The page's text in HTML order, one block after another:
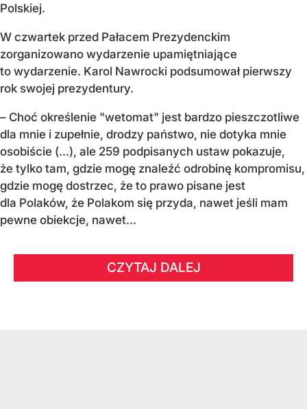
Polskiej.
W czwartek przed Pałacem Prezydenckim
zorganizowano wydarzenie upamiętniające
to wydarzenie. Karol Nawrocki podsumował pierwszy
rok swojej prezydentury.
– Choć określenie "wetomat" jest bardzo pieszczotliwe
dla mnie i zupełnie, drodzy państwo, nie dotyka mnie
osobiście (…), ale 259 podpisanych ustaw pokazuje,
że tylko tam, gdzie mogę znaleźć odrobinę kompromisu,
gdzie mogę dostrzec, że to prawo pisane jest
dla Polaków, że Polakom się przyda, nawet jeśli mam
pewne obiekcje, nawet...
CZYTAJ DALEJ